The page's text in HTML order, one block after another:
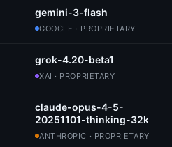
gemini-3-flash
GOOGLE · PROPRIETARY
grok-4.20-beta1
XAI · PROPRIETARY
claude-opus-4-5-
20251101-thinking-32k
ANTHROPIC · PROPRIETARY